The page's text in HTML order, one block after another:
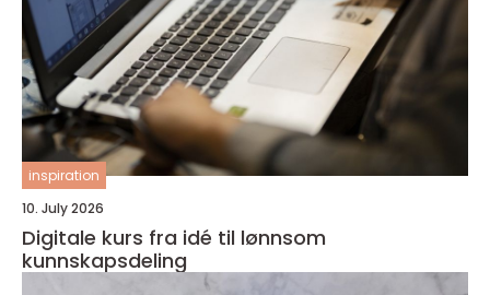
inspiration
10. July 2026
Digitale kurs fra idé til lønnsom
kunnskapsdeling